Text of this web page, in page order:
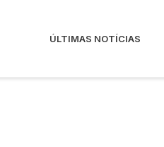
ÚLTIMAS NOTÍCIAS